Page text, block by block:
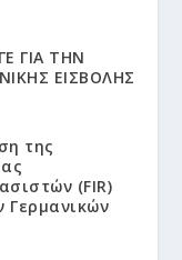
ΓΙΑ ΤΗΝ
ΕΙΣΒΟΛΗΣ
της
(FIR)